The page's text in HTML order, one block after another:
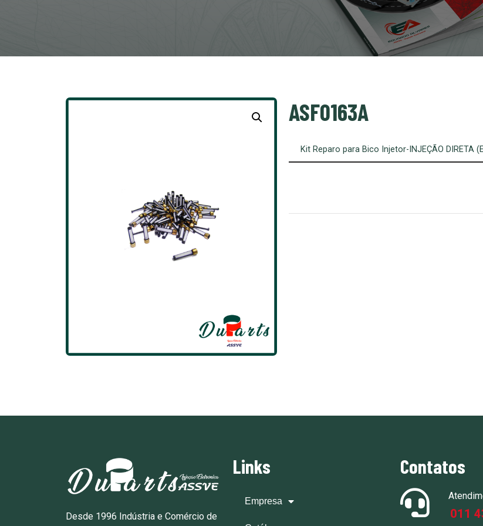
ASF0163A
Kit Reparo para Bico Injetor-INJEÇÃO DIRETA
Desde 1996 Indústria e Comércio de
Links
Empresa
Contatos
011